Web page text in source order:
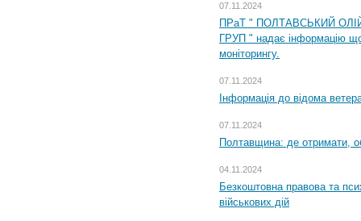
07.11.2024
ПРаТ " ПОЛТАВСЬКИЙ
ГРУП " надає інформацію
моніторингу.
07.11.2024
Інформація до відома
07.11.2024
Полтавщина: де отримати,
04.11.2024
Безкоштовна правова та
військових дій